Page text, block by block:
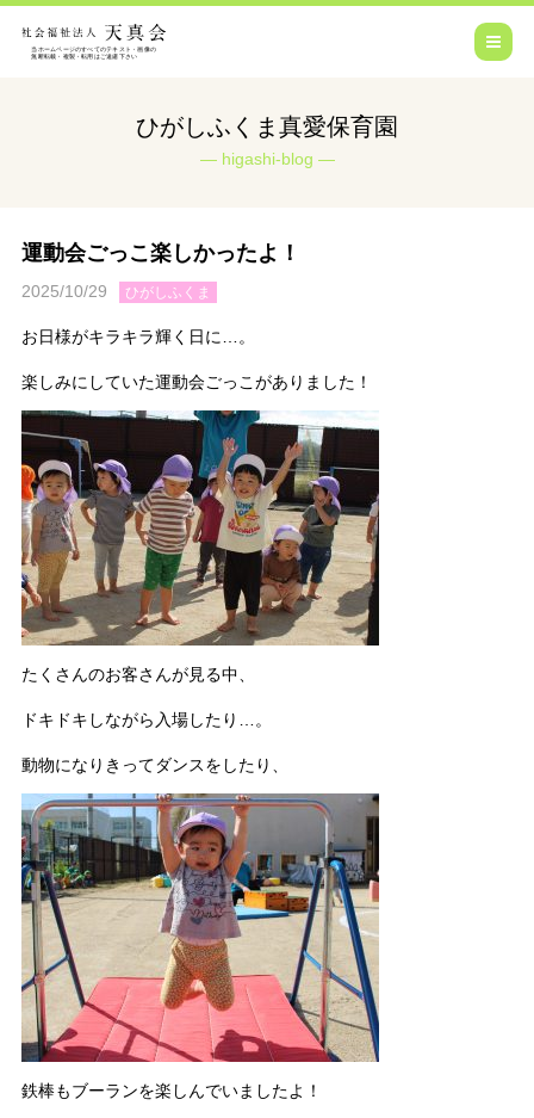
ひがしふくま真愛保育園
higashi-blog
運動会ごっこ楽しかったよ！
2025/10/29 ひがしふくま
お日様がキラキラ輝く日に…。
楽しみにしていた運動会ごっこがありました！
たくさんのお客さんが見る中、
ドキドキしながら入場したり…。
動物になりきってダンスをしたり、
鉄棒もブーランを楽しんでいましたよ！